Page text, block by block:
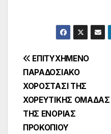
Πλοήγηση
άρθρων
ΕΠΙΤΥΧΗΜΕΝΟ
ΠΑΡΑΔΟΣΙΑΚΟ
ΧΟΡΟΣΤΑΣΙ ΤΗΣ
ΧΟΡΕΥΤΙΚΗΣ ΟΜΑΔΑΣ
ΤΗΣ ΕΝΟΡΙΑΣ
ΠΡΟΚΟΠΙΟΥ